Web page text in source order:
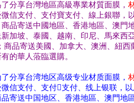
分享台灣地區高級專業材質面膜，
微信支付、支付寶支付、線上銀聯，
商品寄送中國地區、香港地區、澳門
加坡、泰國、越南、印尼、馬來西
商品寄送美國、加拿大、澳洲、紐西
的華人蒞臨選購。
分享台湾地区高级专业材质面膜，
微信支付、支付支付、线上银联，
品寄送中国地区、香港地區、澳門地